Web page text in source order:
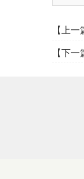
【上一
【下一